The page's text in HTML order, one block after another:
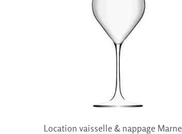
Location vaisselle & nappage Marne